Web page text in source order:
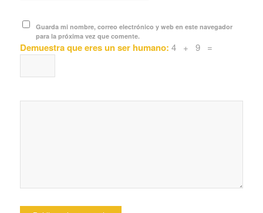
Guarda mi nombre, correo electrónico y web en este navegador
para la próxima vez que comente.
Demuestra que eres un ser humano: 4 + 9 =